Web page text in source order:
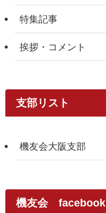
特集記事
挨拶・コメント
支部リスト
機友会大阪支部
機友会 facebook